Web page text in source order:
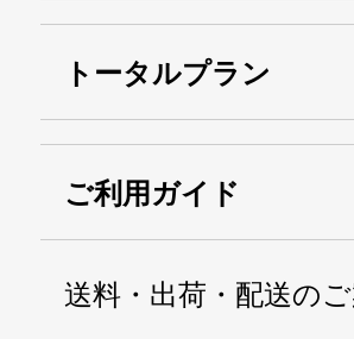
トータルプラン
ご利用ガイド
送料・出荷・配送の